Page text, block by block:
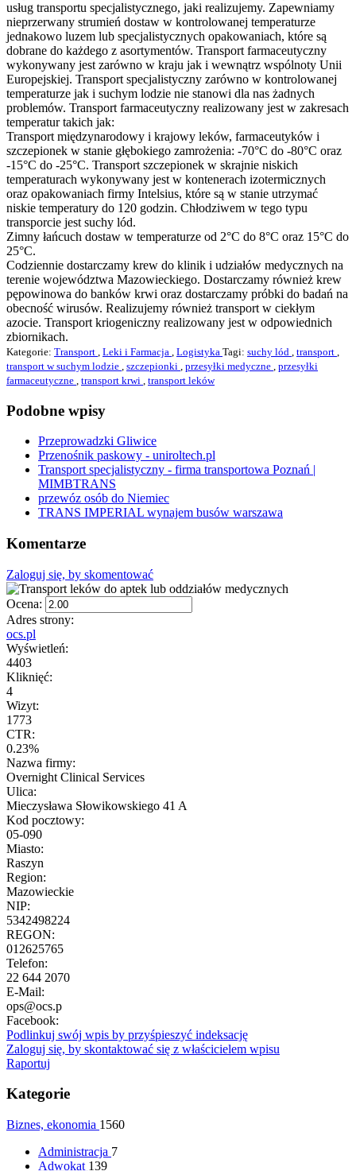
usług transportu specjalistycznego, jaki realizujemy. Zapewniamy
nieprzerwany strumień dostaw w kontrolowanej temperaturze
jednakowo luzem lub specjalistycznych opakowaniach, które są
dobrane do każdego z asortymentów. Transport farmaceutyczny
wykonywany jest zarówno w kraju jak i wewnątrz wspólnoty Unii
Europejskiej. Transport specjalistyczny zarówno w kontrolowanej
temperaturze jak i suchym lodzie nie stanowi dla nas żadnych
problemów. Transport farmaceutyczny realizowany jest w zakresach
temperatur takich jak:
Transport międzynarodowy i krajowy leków, farmaceutyków i
szczepionek w stanie głębokiego zamrożenia: -70°C do -80°C oraz
-15°C do -25°C. Transport szczepionek w skrajnie niskich
temperaturach wykonywany jest w kontenerach izotermicznych
oraz opakowaniach firmy Intelsius, które są w stanie utrzymać
niskie temperatury do 120 godzin. Chłodziwem w tego typu
transporcie jest suchy lód.
Zimny łańcuch dostaw w temperaturze od 2°C do 8°C oraz 15°C do
25°C.
Codziennie dostarczamy krew do klinik i udziałów medycznych na
terenie województwa Mazowieckiego. Dostarczamy również krew
pępowinowa do banków krwi oraz dostarczamy próbki do badań na
obecność wirusów. Realizujemy również transport w ciekłym
azocie. Transport kriogeniczny realizowany jest w odpowiednich
zbiornikach.
Kategorie: Transport Leki i Farmacja Logistyka Tagi: suchy lód transport
transport w suchym lodzie szczepionki przesyłki medyczne przesyłki
farmaceutyczne transport krwi transport leków
Podobne wpisy
Przeprowadzki Gliwice
Przenośnik paskowy - uniroltech.pl
Transport specjalistyczny - firma transportowa Poznań |
MIMBTRANS
przewóz osób do Niemiec
TRANS IMPERIAL wynajem busów warszawa
Komentarze
Zaloguj się, by skomentować
Ocena:
Adres strony:
ocs.pl
Wyświetleń:
4403
Kliknięć:
4
Wizyt:
1773
CTR:
0.23%
Nazwa firmy:
Overnight Clinical Services
Ulica:
Mieczysława Słowikowskiego 41 A
Kod pocztowy:
05-090
Miasto:
Raszyn
Region:
Mazowieckie
NIP:
5342498224
REGON:
012625765
Telefon:
22 644 2070
E-Mail:
ops@ocs.p
Facebook:
Podlinkuj swój wpis by przyśpieszyć indeksację
Zaloguj się, by skontaktować się z właścicielem wpisu
Raportuj
Kategorie
Biznes, ekonomia 1560
Administracja 7
Adwokat 139